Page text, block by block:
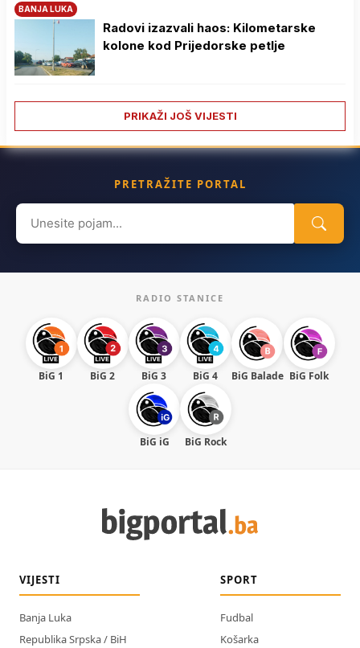
BANJA LUKA
Radovi izazvali haos: Kilometarske
kolone kod Prijedorske petlje
PRIKAŽI JOŠ VIJESTI
PRETRAŽITE PORTAL
Search
for:
RADIO STANICE
BiG 1 BiG 2 BiG 3 BiG 4 BiG Balade BiG Folk
BiG iG BiG Rock
VIJESTI
Banja Luka
Republika Srpska / BiH
SPORT
Fudbal
Košarka